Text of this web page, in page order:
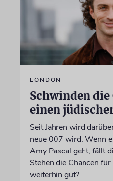
LONDON
Schwinden die
einen
Seit Jahren wird
neue 007 wird. Wenn
Amy Pascal geht, fällt
Stehen die Chancen
weiterhin gut?